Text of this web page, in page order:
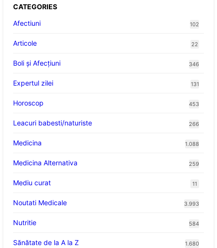
CATEGORIES
Afectiuni
102
Articole 22
Boli și Afecțiuni 346
Expertul zilei 131
Horoscop 453
Leacuri babesti/naturiste 266
Medicina 1.088
Medicina Alternativa 259
Mediu curat 11
Noutati Medicale 3.993
Nutritie 584
Sănătate de la A la Z 1.680